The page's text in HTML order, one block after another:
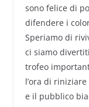
sono felice di
difendere i
Speriamo di
ci siamo
trofeo
l’ora di
e il pubblico